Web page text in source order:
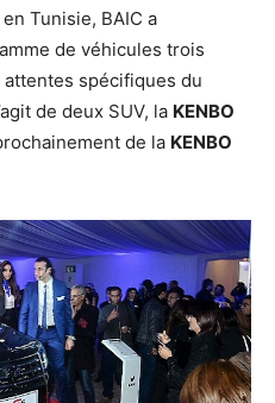
Tunisie, BAIC a
de véhicules trois
spécifiques du
de deux SUV, la KENBO
de la KENBO